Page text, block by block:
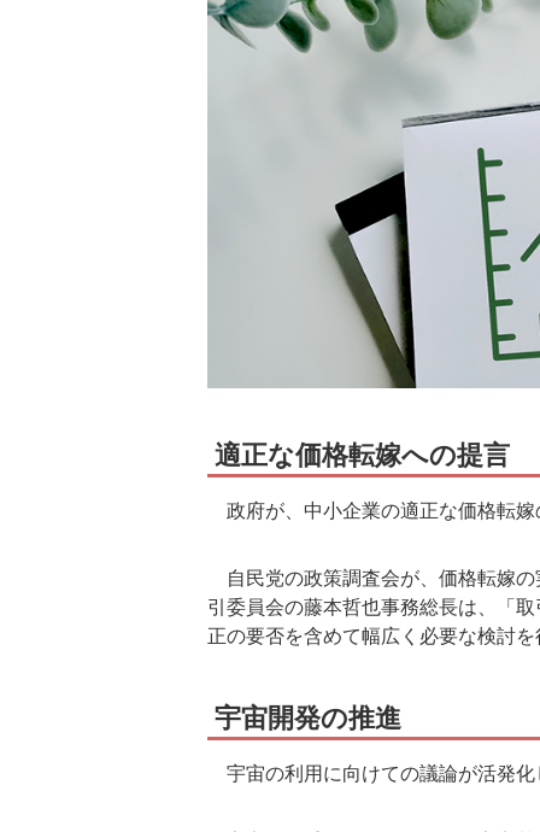
適正な価格転嫁への提言
政府が、中小企業の適正な価格転
自民党の政策調査会が、価格転嫁
引委員会の藤本哲也事務総長は、「
正の要否を含めて幅広く必要な検討
宇宙開発の推進
宇宙の利用に向けての議論が活発化